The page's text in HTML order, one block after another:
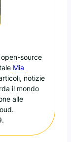
source
Mia
notizie
il mondo
alle